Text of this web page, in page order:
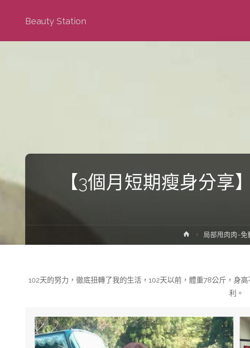
Beauty Station
【3個月短期瘦身分享
Home局部甩肉肉~免
102天的努力，徹底扭轉了我的生活，102天以前，體重78公斤，身
利。